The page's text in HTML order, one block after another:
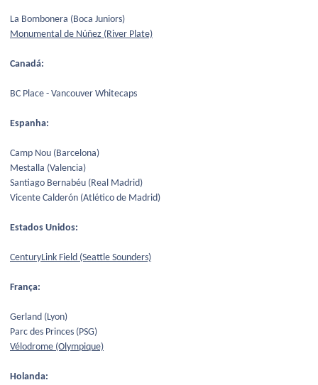
La Bombonera (Boca Juniors)
Monumental de Núñez (River Plate)
Canadá:
BC Place - Vancouver Whitecaps
Espanha:
Camp Nou (Barcelona)
Mestalla (Valencia)
Santiago Bernabéu (Real Madrid)
Vicente Calderón (Atlético de Madrid)
Estados Unidos:
CenturyLink Field (Seattle Sounders)
França:
Gerland (Lyon)
Parc des Princes (PSG)
Vélodrome (Olympique)
Holanda: